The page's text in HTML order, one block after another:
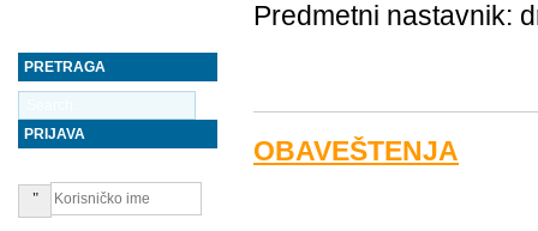
Predmetni nastavnik:
OBAVEŠTENJA
PRETRAGA
PRIJAVA